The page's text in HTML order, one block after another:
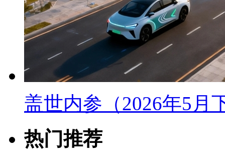
盖世内参（2026年5月
热门推荐